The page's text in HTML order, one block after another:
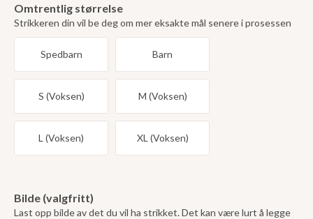
Omtrentlig størrelse
Strikkeren din vil be deg om mer eksakte mål senere i prosessen
Spedbarn Barn
S (Voksen) M (Voksen)
L (Voksen) XL (Voksen)
Bilde (valgfritt)
Last opp bilde av det du vil ha strikket. Det kan være lurt å legge